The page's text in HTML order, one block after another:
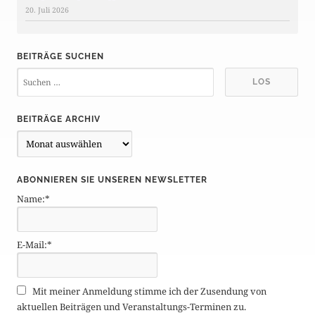
20. Juli 2026
BEITRÄGE SUCHEN
BEITRÄGE ARCHIV
e
t
r
g
e
r
c
h
ABONNIEREN SIE UNSEREN NEWSLETTER
Name:*
E-Mail:*
Mit meiner Anmeldung stimme ich der Zusendung von
aktuellen Beiträgen und Veranstaltungs-Terminen zu.